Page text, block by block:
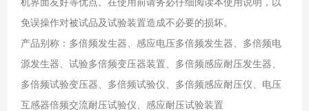
免误操作对被试品及试验装置造成不必要的损坏。
产品别称：多倍频发生器、感应电压多倍频发生器、多倍频电
源发生器、试验多倍频变压器装置、多倍频感应耐压发生器、
多倍频试验变压器、多倍频试验仪、多倍频感应耐压仪、电压
互感器倍频交流耐压试验仪、感应耐压试验装置